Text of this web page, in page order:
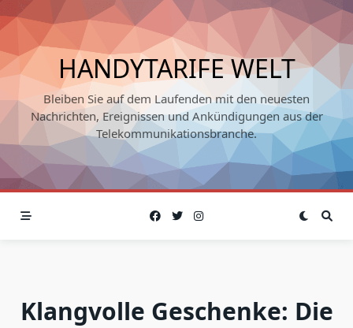
Skip
to
content
HANDYTARIFE WELT
Bleiben Sie auf dem Laufenden mit den neuesten
Nachrichten, Ereignissen und Ankündigungen aus der
Telekommunikationsbranche.
Klangvolle Geschenke: Die